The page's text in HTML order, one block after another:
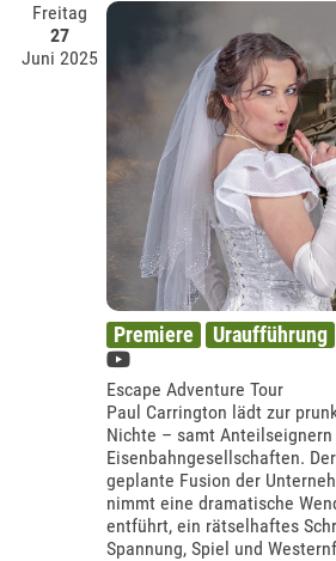
Freitag
27
Juni 2025
Premiere Uraufführung
Escape Adventure Tour
Paul Carrington lädt zur
Nichte – samt
Eisenbahngesellschaften.
geplante Fusion der
nimmt eine dramatische
entführt, ein rätselhaftes
Spannung, Spiel und